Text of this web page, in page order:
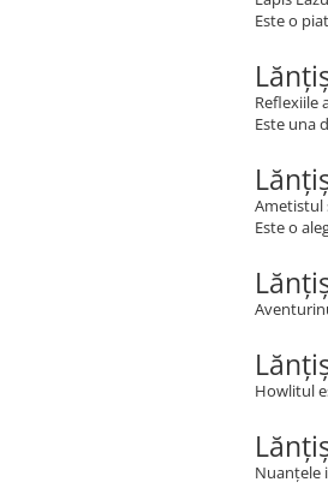
Este o
Reflexiile
Este una
Ametistul
Este o
Howlitul
Nuanțele